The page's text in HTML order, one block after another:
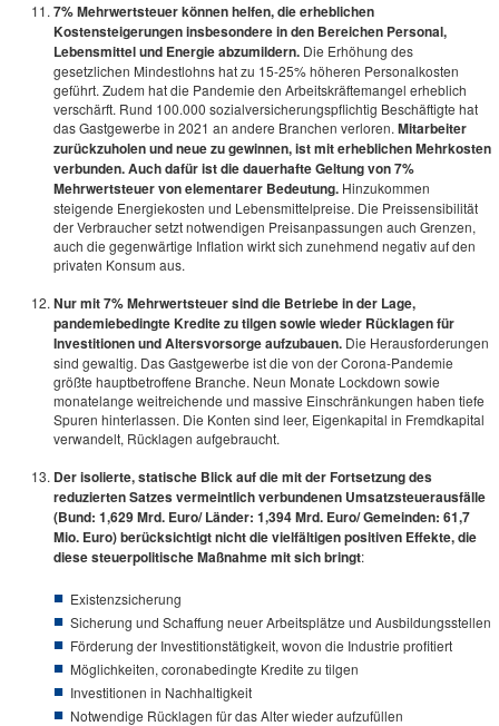
7% Mehrwertsteuer können helfen, die erheblichen
Kostensteigerungen insbesondere in den Bereichen Personal,
Lebensmittel und Energie abzumildern.Die Erhöhung des
gesetzlichen Mindestlohns hat zu 15-25% höheren Personalkosten
geführt. Zudem hat die Pandemie den Arbeitskräftemangel erheblich
verschärft. Rund 100.000 sozialversicherungspflichtig Beschäftigte hat
das Gastgewerbe in 2021 an andere Branchen verloren. Mitarbeiter
zurückzuholen und neue zu gewinnen, ist mit erheblichen Mehrkosten
verbunden. Auch dafür ist die dauerhafte Geltung von 7%
Mehrwertsteuer von elementarer Bedeutung.Hinzukommen
steigende Energiekosten und Lebensmittelpreise. Die Preissensibilität
der Verbraucher setzt notwendigen Preisanpassungen auch Grenzen,
auch die gegenwärtige Inflation wirkt sich zunehmend negativ auf den
privaten Konsum aus.
Nur mit 7% Mehrwertsteuer sind die Betriebe in der Lage,
pandemiebedingte Kredite zu tilgen sowie wieder Rücklagen für
Investitionen und Altersvorsorge aufzubauen.Die Herausforderungen
sind gewaltig. Das Gastgewerbe ist die von der Corona-Pandemie
größte hauptbetroffene Branche. Neun Monate Lockdown sowie
monatelange weitreichende und massive Einschränkungen haben tiefe
Spuren hinterlassen. Die Konten sind leer, Eigenkapital in Fremdkapital
verwandelt, Rücklagen aufgebraucht.
Der isolierte, statische Blick auf die mit der Fortsetzung des
reduzierten Satzes vermeintlich verbundenen Umsatzsteuerausfälle
(Bund: 1,629 Mrd. Euro/ Länder: 1,394 Mrd. Euro/ Gemeinden: 61,7
Mio. Euro) berücksichtigt nicht die vielfältigen positiven Effekte, die
diese steuerpolitische Maßnahme mit sich bringt:
Existenzsicherung
Sicherung und Schaffung neuer Arbeitsplätze und Ausbildungsstellen
Förderung der Investitionstätigkeit, wovon die Industrie profitiert
Möglichkeiten, coronabedingte Kredite zu tilgen
Investitionen in Nachhaltigkeit
Notwendige Rücklagen für das Alter wieder aufzufüllen